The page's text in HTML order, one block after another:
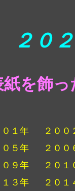
２０
紙を飾
０１年
２００
０５年
２００
０９年
２０１
１３年
２０１